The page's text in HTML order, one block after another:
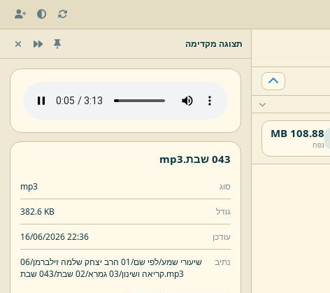
108.88 MB
נפח
תצוגה מקדימה
043 שבת. mp3
סוג mp3
גודל 382.6 KB
עודכן 16/06/2026 22:36
נתיב שיעורי שמע/לפי שם/01 הרב יצחק שלמה זילברמן/
06
קריאה ושינון/03 גמרא/ 02 שבת/ 043 שבת.mp3